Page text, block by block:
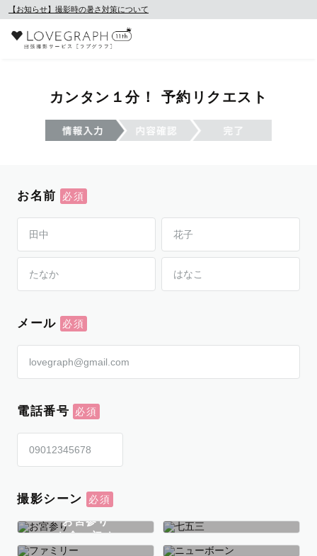
【お知らせ】撮影時の暑さ対策について
カンタン１分！ 予約リクエスト
お名前
メール
電話番号
撮影シーン
お宮参り
お食い初め
七五三